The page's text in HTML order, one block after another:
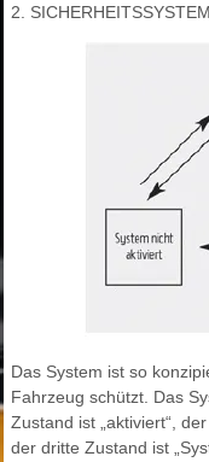
2. SICHERHEITSSYSTEM
Das System ist so
Fahrzeug schützt. Das
Zustand ist „aktiviert“,
der dritte Zustand ist